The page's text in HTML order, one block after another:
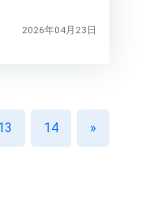
2026年04月23日
14 »